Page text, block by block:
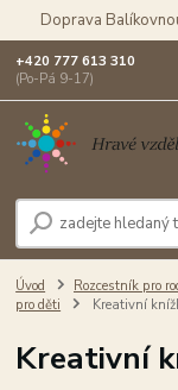
Doprava
+420 777 613 310
(Po-Pá 9-17)
Úvod Rozcestník pro
pro děti
Kreativní
Kreativní